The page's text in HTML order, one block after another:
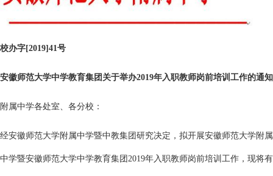
校办字[2019]41号
安徽师范大学中学教育集团关于举办2019年入职教师岗前培训工作的通知
附属中学各处室、各分校：
经安徽师范大学附属中学暨中教集团研究决定，拟开展安徽师范大学附属
中学暨安徽师范大学中学教育集团2019年入职教师岗前培训工作，现将有